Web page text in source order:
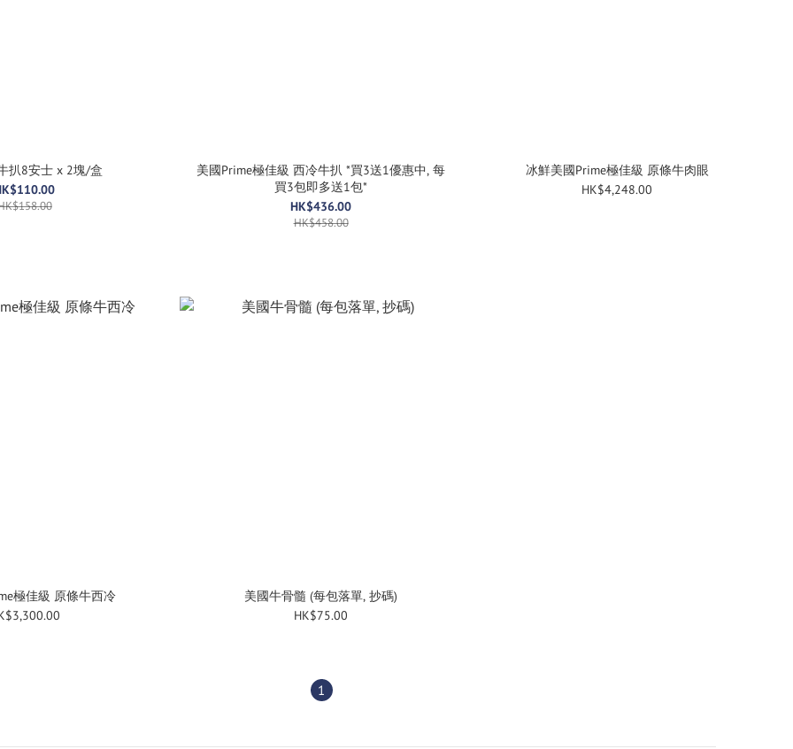
扒8安士 x 2塊/盒
美國Prime極佳級 西冷牛扒 *買3送1優惠中, 每
買3包即多送1包*
HK$436.00
HK$458.00
冰鮮美國Prime極佳級 原條牛肉眼
HK$4,248.00
極佳級 原條牛西冷
美國牛骨髓 (每包落單, 抄碼)
HK$75.00
1